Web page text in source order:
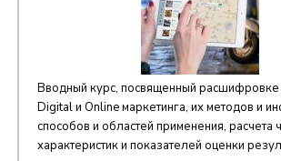
Вводный курс, посвященный расшифровке
Digital и Online маркетинга, их методов и
способов и областей применения, расчета
характеристик и показателей оценки